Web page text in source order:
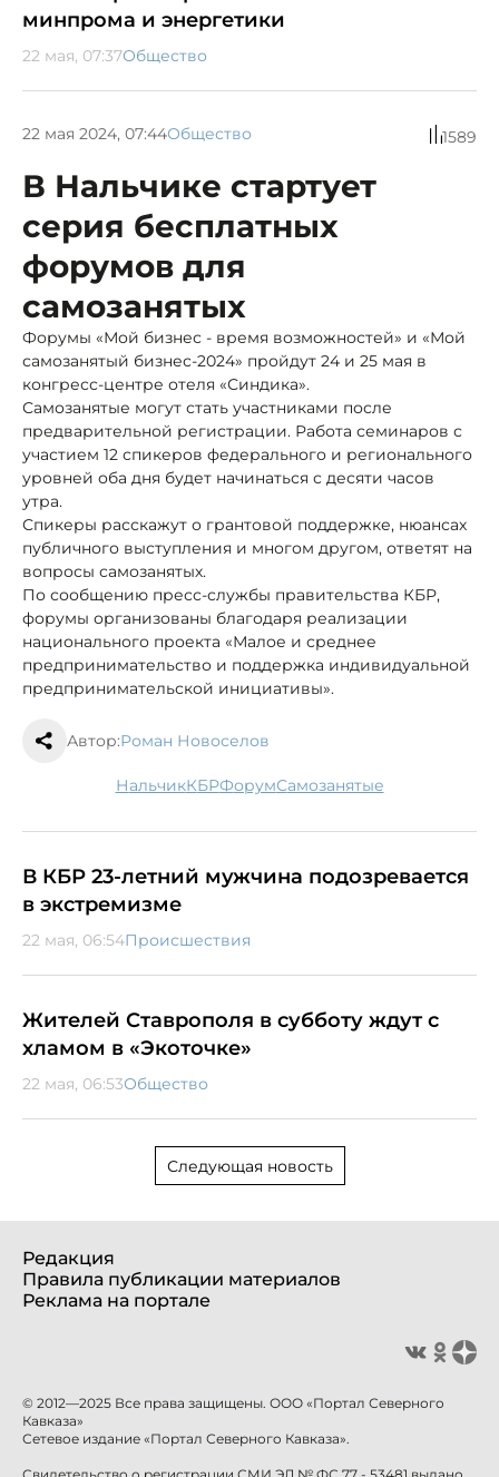
минпрома и энергетики
22 мая, 07:37Общество
22 мая 2024, 07:44Общество 1589
В Нальчике стартует
серия бесплатных
форумов для
самозанятых
Форумы «Мой бизнес - время возможностей» и «Мой
самозанятый бизнес-2024» пройдут 24 и 25 мая в
конгресс-центре отеля «Синдика».
Самозанятые могут стать участниками после
предварительной регистрации. Работа семинаров с
участием 12 спикеров федерального и регионального
уровней оба дня будет начинаться с десяти часов
утра.
Спикеры расскажут о грантовой поддержке, нюансах
публичного выступления и многом другом, ответят на
вопросы самозанятых.
По сообщению пресс-службы правительства КБР,
форумы организованы благодаря реализации
национального проекта «Малое и среднее
предпринимательство и поддержка индивидуальной
предпринимательской инициативы».
Автор:Роман Новоселов
Нальчик КБР форум самозанятые
В КБР 23-летний мужчина подозревается
в экстремизме
22 мая, 06:54Происшествия
Жителей Ставрополя в субботу ждут с
хламом в «Экоточке»
22 мая, 06:53Общество
Следующая новость
Редакция
Правила публикации материалов
Реклама на портале
© 2012—2025 Все права защищены. ООО «Портал Северного
Кавказа»
Сетевое издание «Портал Северного Кавказа».